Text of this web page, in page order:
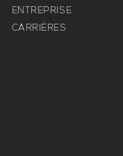
ENTREPRISE
CARRIÈRES